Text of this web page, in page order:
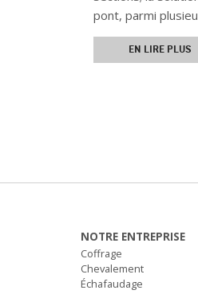
pont, parmi
EN LIRE PLUS
NOTRE ENTREPRISE
Coffrage
Chevalement
Échafaudage